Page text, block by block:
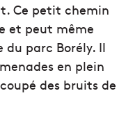
Ce petit chemin
et peut même
du parc Borély. Il
en plein
des bruits de